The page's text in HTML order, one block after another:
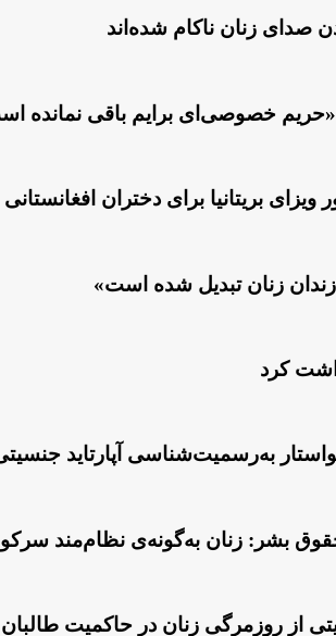
صدای زنان ناکام شده‌اند
خصوصی‌ای برایم باقی نمانده
بریتانیا برای دختران
زندان زنان تبدیل شده است»
به‌رسمیت‌شناسی آپارتاید
بشر: زنان به‌گونه‌ی نظام‌مند
از روزمرگی زنان در حاکمیت طالبان